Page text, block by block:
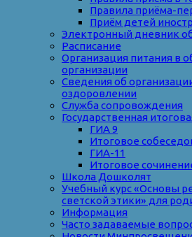
Правила приёма-
Приём детей
Электронный дневник
Расписание
Организация питания в
организации
Сведения об
оздоровлении
Служба сопровождения
Государственная
ГИА 9
Итоговое
ГИА-11
Итоговое
Школа Дошколят
Учебный курс «Основы
светской этики» для
Информация
Часто задаваемые